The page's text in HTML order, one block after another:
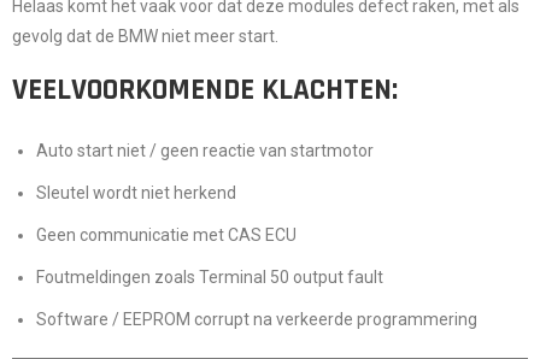
Helaas komt het vaak voor dat deze modules defect raken, met als
gevolg dat de BMWniet meer start.
VEELVOORKOMENDE KLACHTEN:
Auto start niet / geen reactie van startmotor
Sleutel wordt niet herkend
Geen communicatie met CAS ECU
Foutmeldingen zoals Terminal 50 output fault
Software / EEPROM corrupt na verkeerde programmering